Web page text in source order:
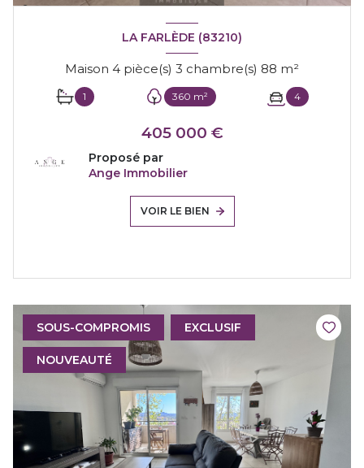
LA FARLÈDE (83210)
Maison 4 pièce(s) 3 chambre(s) 88 m²
1 360 m² 4
405 000 €
Proposé par
Ange Immobilier
VOIR LE BIEN
SOUS-COMPROMIS EXCLUSIF
NOUVEAUTÉ